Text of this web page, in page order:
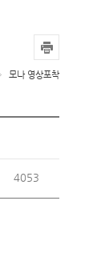
모나 영상포착
4053